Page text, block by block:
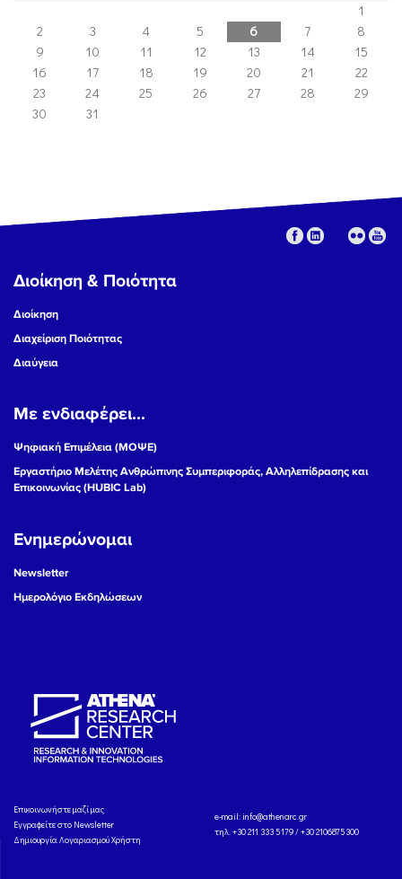
1
2
3 4 5 6 7
8
9
10 11 12 13 14
15
16
17 18 19 20 21
22
23
24 25 26 27 28
29
30
31
Διοίκηση & Ποιότητα
Διοίκηση
Διαχείριση Ποιότητας
Διαύγεια
Με ενδιαφέρει...
Ψηφιακή Επιμέλεια (ΜΟΨΕ)
Εργαστήριο Μελέτης Ανθρώπινης Συμπεριφοράς, Αλληλεπίδρασης και
Επικοινωνίας (HUBIC Lab)
Ενημερώνομαι
Newsletter
Ημερολόγιο Εκδηλώσεων
Eπικοινωνήστε μαζί μας
Εγγραφείτε στο Newsletter
Δημιουργία Λογαριασμού Χρήστη
e-mail: info@athenarc.gr
τηλ. +30 211 333 5179 / +30 2106875300